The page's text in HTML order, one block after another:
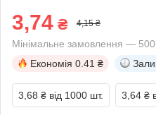
3,74 ₴ 4,15 ₴
Мінімальне замовлення — 500
Економія 0.41 ₴
3,68 ₴ від 1000 шт. 3,64 ₴